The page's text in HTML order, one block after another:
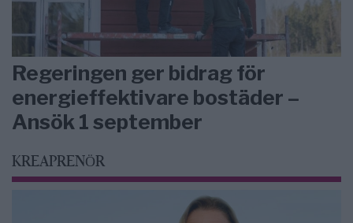
Regeringen ger bidrag för
energieffektivare bostäder –
Ansök 1 september
KREAPRENÖR